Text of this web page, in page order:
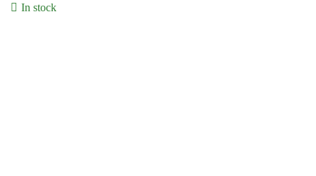
In stock